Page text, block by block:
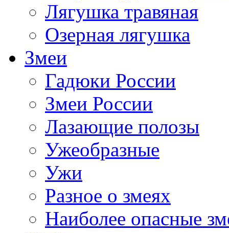
Лягушка травяная
Озерная лягушка
Змеи
Гадюки России
Змеи России
Лазающие полозы
Ужеобразные
Ужи
Разное о змеях
Наиболее опасные